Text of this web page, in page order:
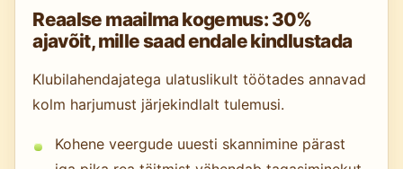
Reaalse maailma kogemus: 30%
ajavõit, mille saad endale kindlustada
Klubilahendajatega ulatuslikult töötades annavad
kolm harjumust järjekindlalt tulemusi.
Kohene veergude uuesti skannimine pärast